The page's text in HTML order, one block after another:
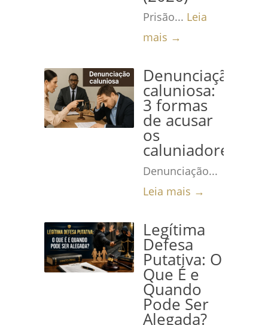
Prisão... Leia
mais →
Denunciação
caluniosa:
3 formas
de acusar
os
caluniadores
Denunciação...
Leia mais →
Legítima
Defesa
Putativa: O
Que É e
Quando
Pode Ser
Alegada?